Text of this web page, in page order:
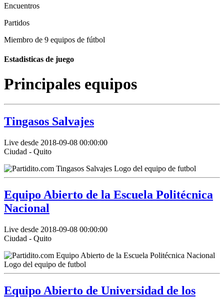
Encuentros
Partidos
Miembro de 9 equipos de fútbol
Estadisticas de juego
Principales equipos
Tingasos Salvajes
Live desde 2018-09-08 00:00:00
Ciudad - Quito
Equipo Abierto de la Escuela Politécnica
Nacional
Live desde 2018-09-08 00:00:00
Ciudad - Quito
Equipo Abierto de Universidad de los